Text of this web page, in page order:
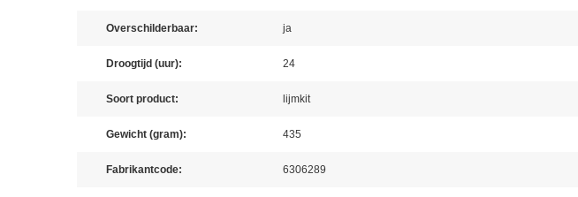
Overschilderbaar: ja
Droogtijd (uur): 24
Soort product: lijmkit
Gewicht (gram): 435
Fabrikantcode: 6306289